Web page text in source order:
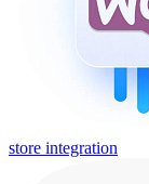
store integration